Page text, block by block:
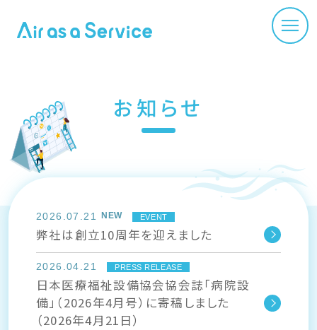
お知らせ
2026.07.21 EVENT
弊社は創立10周年を迎えました
2026.04.21 PRESS RELEASE
日本医療福祉設備協会協会誌「病院設
備」（2026年4月号）に寄稿しました
（2026年4月21日）